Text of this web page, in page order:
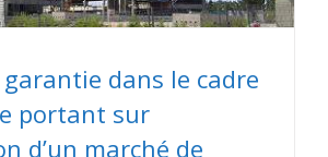
dans le cadre
portant sur
d’un marché de